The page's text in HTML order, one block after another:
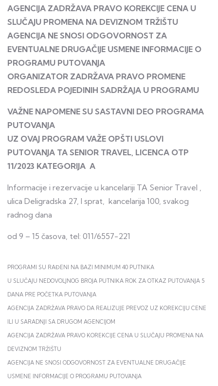
AGENCIJA ZADRŽAVA PRAVO KOREKCIJE CENA U
SLUČAJU PROMENA NA DEVIZNOM TRŽIŠTU
AGENCIJA NE SNOSI ODGOVORNOST ZA
EVENTUALNE DRUGAČIJE USMENE INFORMACIJE O
PROGRAMU PUTOVANJA
ORGANIZATOR ZADRŽAVA PRAVO PROMENE
REDOSLEDA POJEDINIH SADRŽAJA U PROGRAMU
VAŽNE NAPOMENE SU SASTAVNI DEO PROGRAMA
PUTOVANJA
UZ OVAJ PROGRAM VAŽE OPŠTI USLOVI
PUTOVANJA TA SENIOR TRAVEL, LICENCA OTP
11/2023 KATEGORIJA A
Informacije i rezervacije u kancelariji TA Senior Travel ,
ulica Deligradska 27, I sprat, kancelarija 100, svakog
radnog dana
od 9 – 15 časova, tel: 011/6557-221
PROGRAMI SU RAĐENI NA BAZI MINIMUM 40 PUTNIKA
U SLUČAJU NEDOVOLJNOG BROJA PUTNIKA ROK ZA OTKAZ PUTOVANJA 5
DANA PRE POČETKA PUTOVANJA
AGENCIJA ZADRŽAVA PRAVO DA REALIZUJE PREVOZ UZ KOREKCIJU CENE
ILI U SARADNJI SA DRUGOM AGENCIJOM
AGENCIJA ZADRŽAVA PRAVO KOREKCIJE CENA U SLUČAJU PROMENA NA
DEVIZNOM TRŽIŠTU
AGENCIJA NE SNOSI ODGOVORNOST ZA EVENTUALNE DRUGAČIJE
USMENE INFORMACIJE O PROGRAMU PUTOVANJA